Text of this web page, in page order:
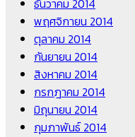
ธันวาคม 2014
พฤศจิกายน 2014
ตุลาคม 2014
กันยายน 2014
สิงหาคม 2014
กรกฎาคม 2014
มิถุนายน 2014
กุมภาพันธ์ 2014